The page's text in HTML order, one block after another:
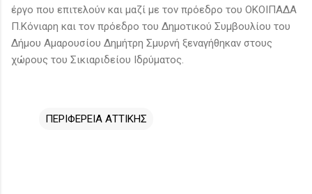
έργο που επιτελούν και μαζί με τον πρόεδρο του ΟΚΟΙΠΑΔΑ
Π.Κόνιαρη και τον πρόεδρο του Δημοτικού Συμβουλίου του
Δήμου Αμαρουσίου Δημήτρη Σμυρνή ξεναγήθηκαν στους
χώρους του Σικιαριδείου Ιδρύματος.
ΠΕΡΙΦΕΡΕΙΑ ΑΤΤΙΚΗΣ